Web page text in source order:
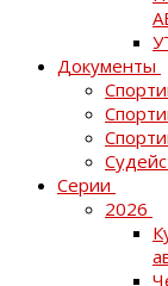
Документы
Серии
2026